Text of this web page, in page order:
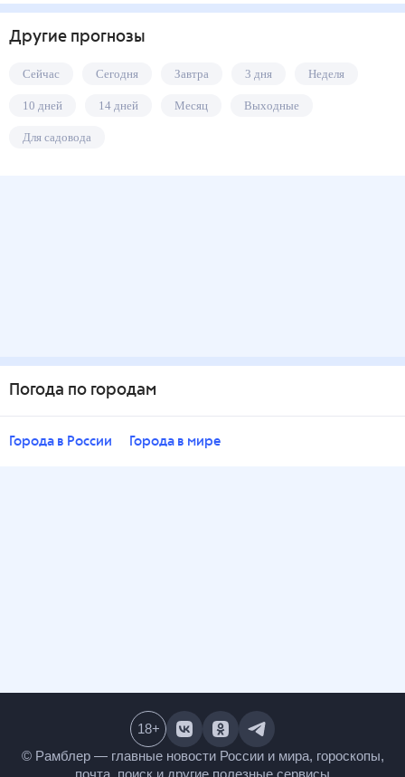
Другие прогнозы
Сейчас Сегодня Завтра 3 дня Неделя
10 дней 14 дней Месяц Выходные
Для садовода
Погода по городам
Города в России Города в мире
© Рамблер — главные новости России и мира,
18+